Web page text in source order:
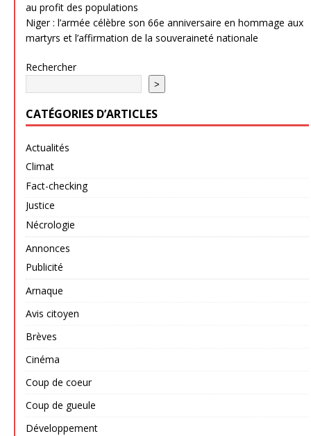
au profit des populations
Niger : l’armée célèbre son 66e anniversaire en hommage aux
martyrs et l’affirmation de la souveraineté nationale
Rechercher
>
CATÉGORIES D’ARTICLES
Actualités
Climat
Fact-checking
Justice
Nécrologie
Annonces
Publicité
Arnaque
Avis citoyen
Brèves
Cinéma
Coup de coeur
Coup de gueule
Développement